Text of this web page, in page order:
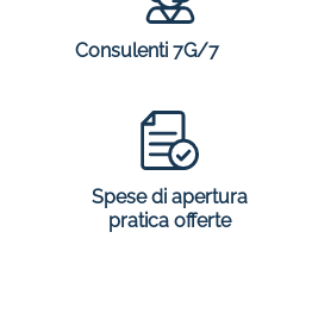
Consulenti 7G/7
Spese di apertura
pratica offerte